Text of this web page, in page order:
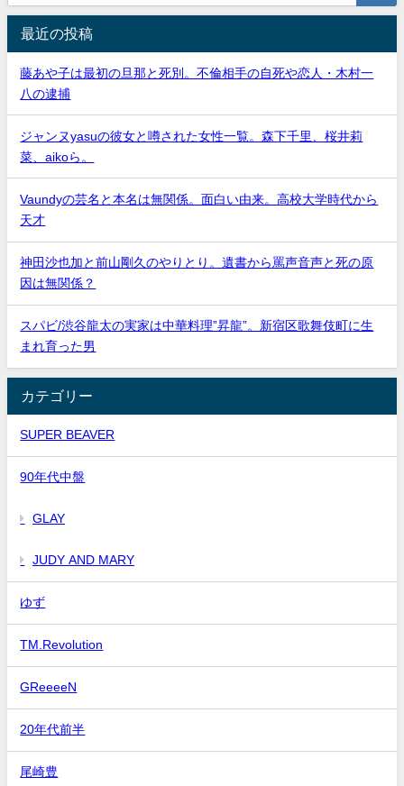
最近の投稿
藤あや子は最初の旦那と死別。不倫相手の自死や恋人・木村一
八の逮捕
ジャンヌyasuの彼女と噂された女性一覧。森下千里、桜井莉
菜、aikoら。
Vaundyの芸名と本名は無関係。面白い由来。高校大学時代から
天才
神田沙也加と前山剛久のやりとり。遺書から罵声音声と死の原
因は無関係？
スパビ/渋谷龍太の実家は中華料理”昇龍”。新宿区歌舞伎町に生
まれ育った男
カテゴリー
SUPER BEAVER
90年代中盤
GLAY
JUDY AND MARY
ゆず
TM.Revolution
GReeeeN
20年代前半
尾崎豊